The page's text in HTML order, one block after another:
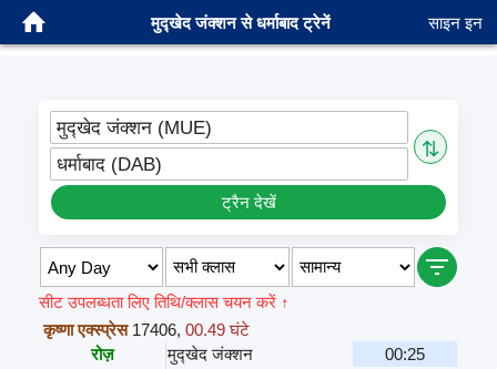
मुद्खेद जंक्शन से धर्माबाद ट्रेनें साइन इन
मुद्खेद जंक्शन (MUE)
⇅
धर्माबाद (DAB)
ट्रैन देखें
सीट उपलब्धता लिए तिथि/क्लास चयन करें ↑
कृष्णा एक्स्प्रेस 17406,00.49 घंटे
रोज़
मुद्खेद जंक्शन
00:25